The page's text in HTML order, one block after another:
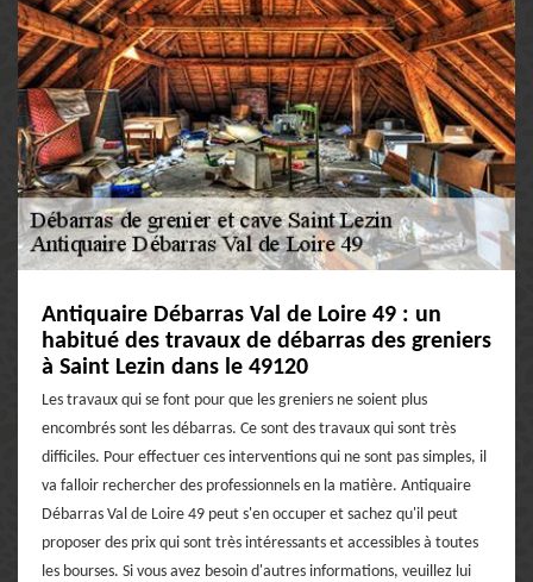
Antiquaire Débarras Val de Loire 49 : un
habitué des travaux de débarras des greniers
à Saint Lezin dans le 49120
Les travaux qui se font pour que les greniers ne soient plus
encombrés sont les débarras. Ce sont des travaux qui sont très
difficiles. Pour effectuer ces interventions qui ne sont pas simples, il
va falloir rechercher des professionnels en la matière. Antiquaire
Débarras Val de Loire 49 peut s'en occuper et sachez qu'il peut
proposer des prix qui sont très intéressants et accessibles à toutes
les bourses. Si vous avez besoin d'autres informations, veuillez lui